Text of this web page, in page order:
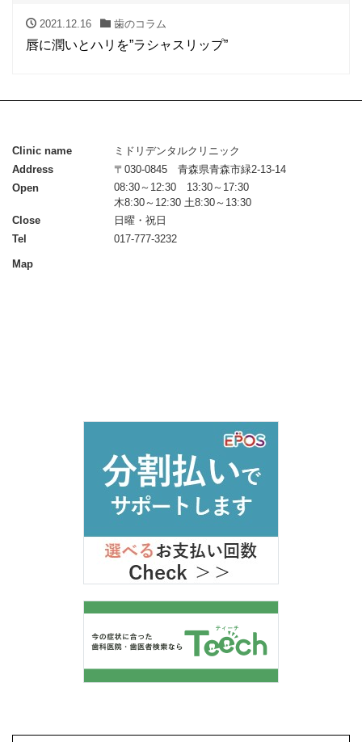
2021.12.16 歯のコラム
唇に潤いとハリを”ラシャスリップ”
Clinic name
ミドリデンタルクリニック
Address
〒030-0845 青森県青森市緑2-13-14
Open
08:30～12:30 13:30～17:30
木8:30～12:30 土8:30～13:30
Close
日曜・祝日
Tel
017-777-3232
Map